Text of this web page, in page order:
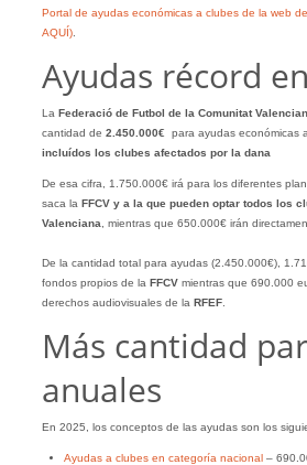
Portal de ayudas económicas a clubes de la web
AQUÍ).
Ayudas récord
La Federació de Futbol de la Comunitat
cantidad de 2.450.000€ para ayudas económicas
incluídos los clubes afectados por la dana
De esa cifra, 1.750.000€ irá para los diferentes
saca la FFCV y a la que pueden optar todos los
Valenciana , mientras que 650.000€ irán
De la cantidad total para ayudas (2.450.000€),
fondos propios de la FFCVmientras que 690.000
derechos audiovisuales de la RFEF.
Más cantidad
anuales
En 2025, los conceptos de las ayudas son los
Ayudas a clubes en categoría nacional–